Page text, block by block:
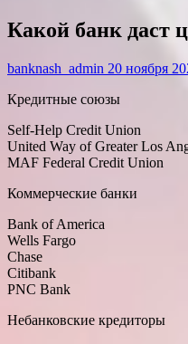
Какой банк даст
banknash_admin 20 ноября
Кредитные союзы
Self-Help Credit Union
United Way of Greater Los
MAF Federal Credit Union
Коммерческие банки
Bank of America
Wells Fargo
Chase
Citibank
PNC Bank
Небанковские кредиторы